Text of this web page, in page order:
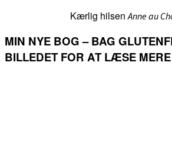
Kærlig hilsenAnne au
MIN NYE BOG – BAG
BILLEDET FOR AT LÆSE